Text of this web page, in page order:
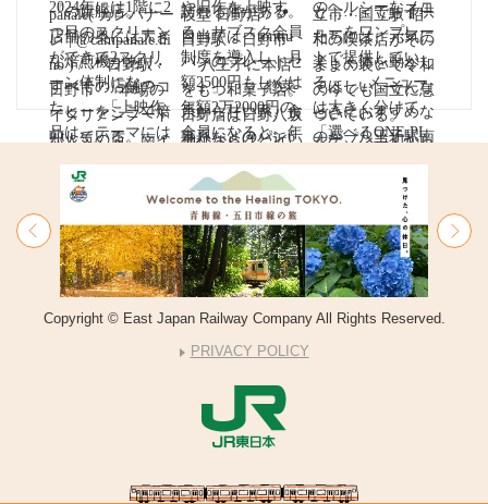
Copyright © East Japan Railway Company All Rights Reserved.
PRIVACY POLICY